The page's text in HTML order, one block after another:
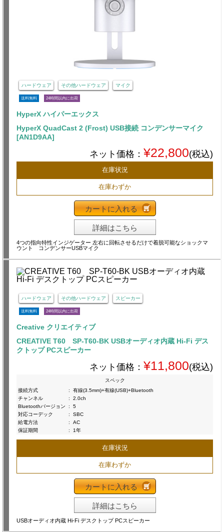
ハードウェア その他ハードウェア マイク
送料無料 24時間以内に出荷
HyperX ハイパーエックス
HyperX QuadCast 2 (Frost) USB接続 コンデンサーマイク
[AN1D9AA]
ネット価格： ¥22,800(税込)
在庫状況
在庫わずか
カートに入れる
詳細はこちら
4つの指向特性インジゲーター 左右に回転させるだけで着脱可能なショックマ
ウント コンデンサーUSBマイク
ハードウェア その他ハードウェア スピーカー
送料無料 24時間以内に出荷
Creative クリエイティブ
CREATIVE T60 SP-T60-BK USBオーディオ内蔵 Hi-Fi デス
クトップ PCスピーカー
ネット価格： ¥11,800(税込)
スペック
接続方式
:
有線(3.5mm)+有線(USB)+Bluetooth
チャンネル
:
2.0ch
Bluetoothバージョン
:
5
対応コーデック
:
SBC
給電方法
:
AC
保証期間
: 1年
在庫状況
在庫わずか
カートに入れる
詳細はこちら
USBオーディオ内蔵 Hi-Fi デスクトップ PCスピーカー